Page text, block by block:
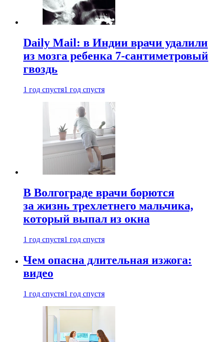
Daily Mail: в Индии врачи удалили
из мозга ребенка 7-сантиметровый
гвоздь
1 год спустя1 год спустя
В Волгограде врачи борются
за жизнь трехлетнего мальчика,
который выпал из окна
1 год спустя1 год спустя
Чем опасна длительная изжога:
видео
1 год спустя1 год спустя